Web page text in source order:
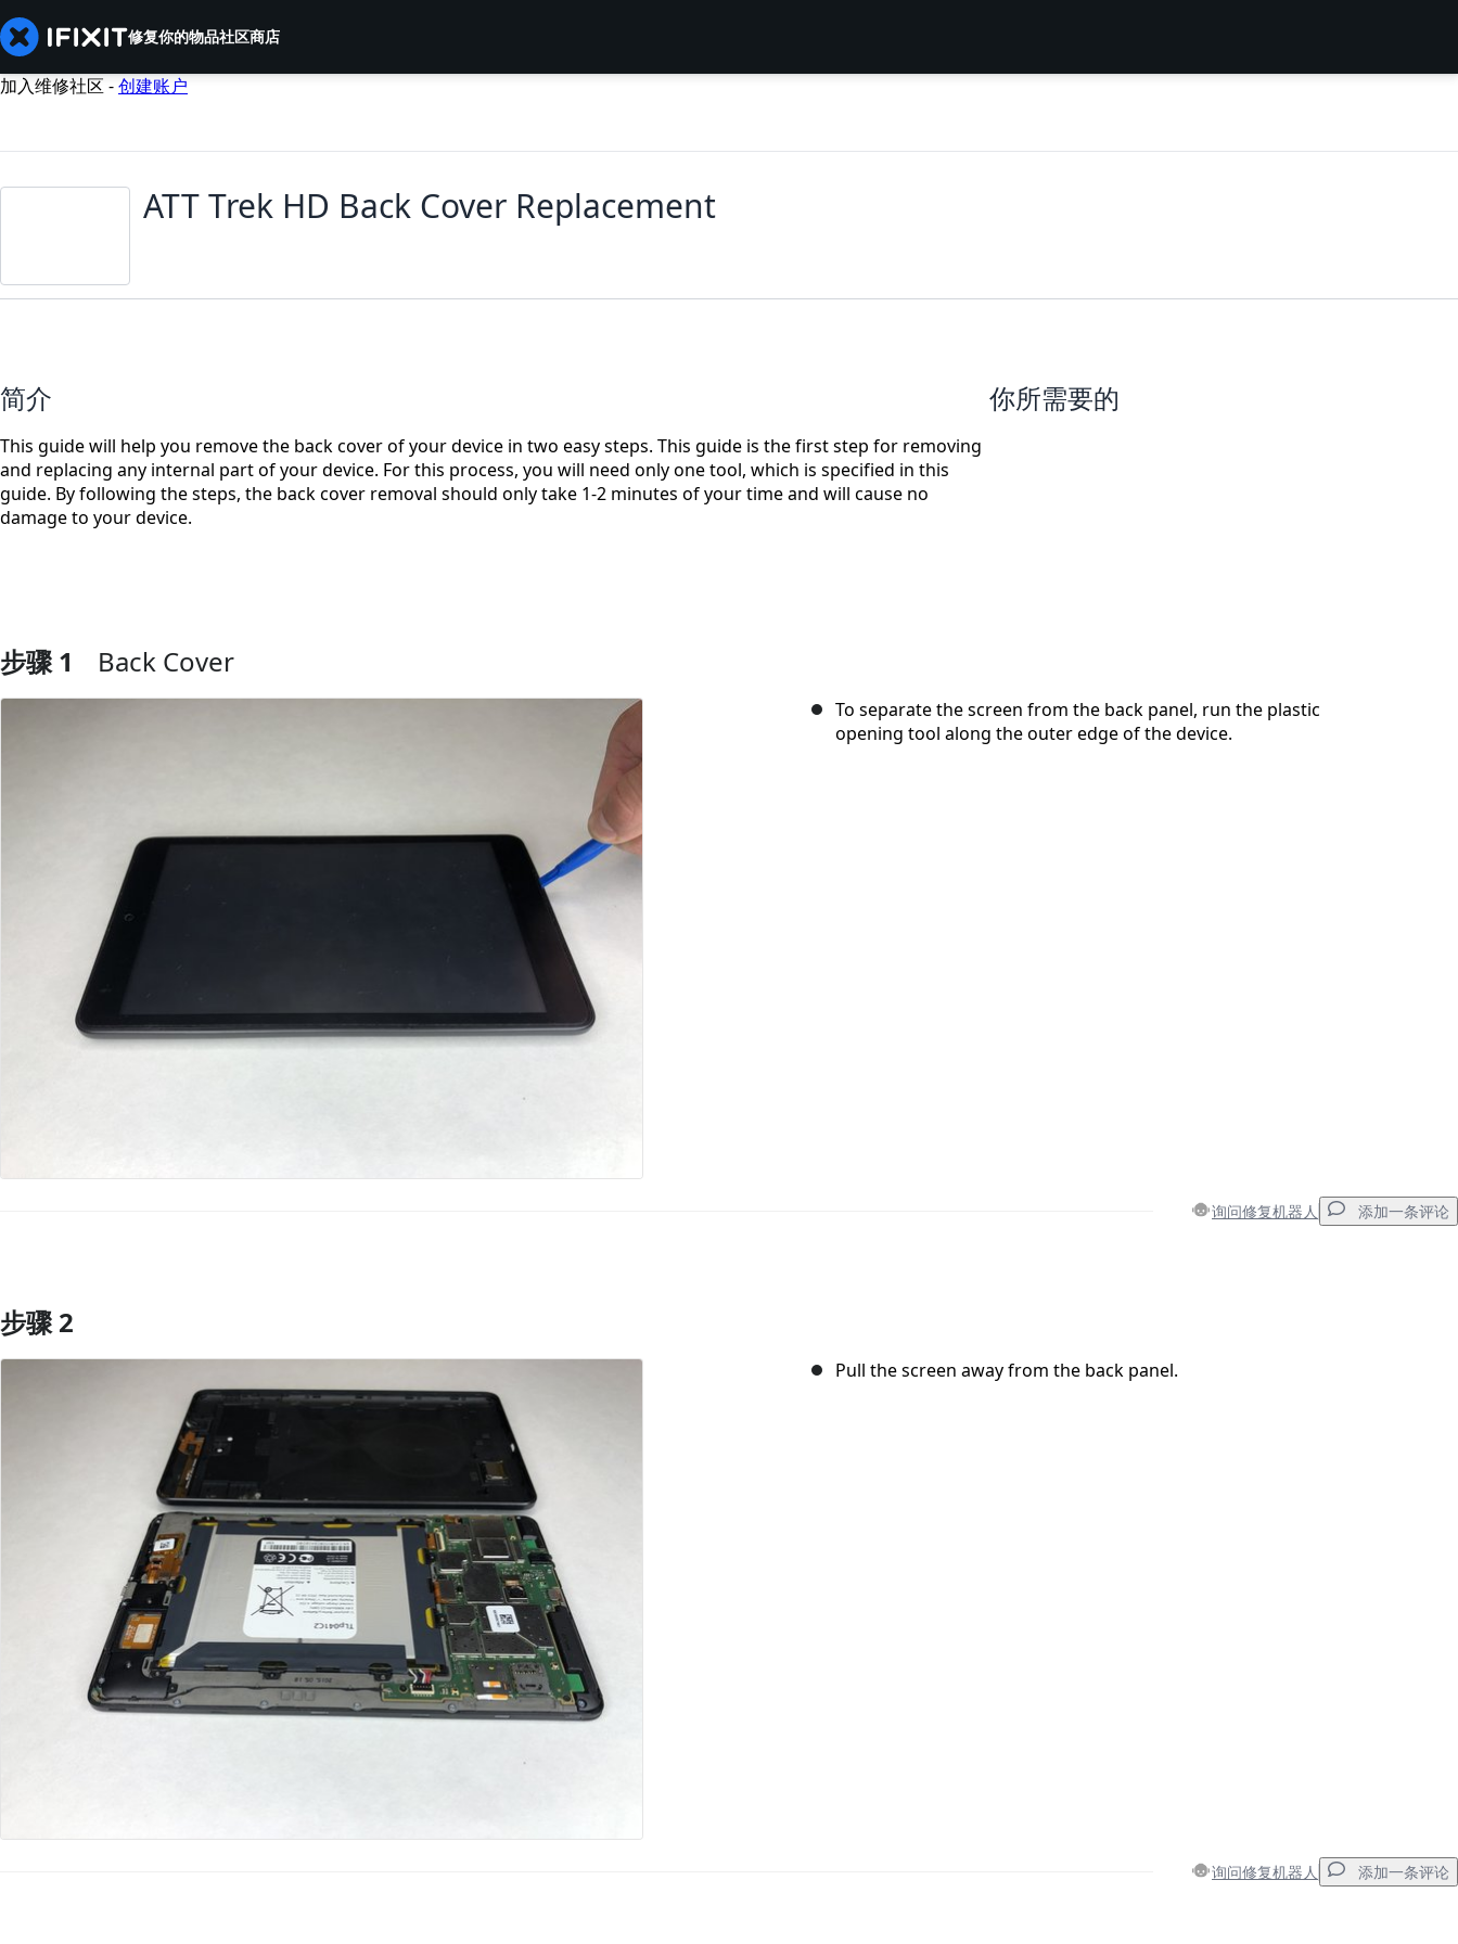
修复你的物品社区商店
加入维修社区 -创建账户
ATT Trek HD Back Cover Replacement
简介
This guide will help you remove the back cover of your device in two easy steps. This guide is the first step for removing
and replacing any internal part of your device. For this process, you will need only one tool, which is specified in this
guide. By following the steps, the back cover removal should only take 1-2 minutes of your time and will cause no
damage to your device.
你所需要的
步骤 1 Back Cover
To separate the screen from the back panel, run the plastic
opening tool along the outer edge of the device.
询问修复机器人 添加一条评论
添加评论
步骤 2
Pull the screen away from the back panel.
询问修复机器人 添加一条评论